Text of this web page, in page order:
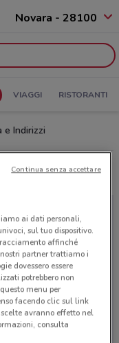
Novara - 28100
VIAGGI RISTORANTI
e Indirizzi
ai dati personali,
sul tuo dispositivo.
affinché
partner trattiamo i
dovessero essere
potrebbero non
menu per
facendo clic sul link
avranno effetto nel
consulta
Continua senza accettare